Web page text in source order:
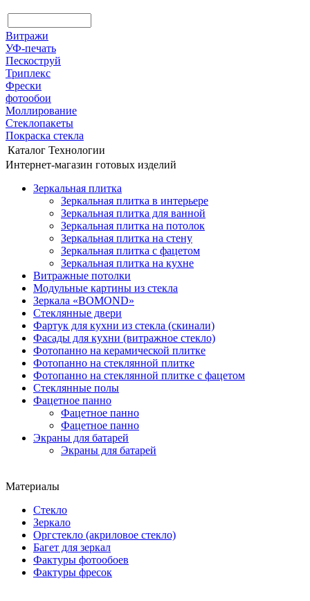
Витражи
УФ-печать
Пескоструй
Триплекс
Фрески
фотообои
Моллирование
Стеклопакеты
Покраска стекла
Каталог Технологии
Интернет-магазин готовых изделий
Зеркальная плитка
Зеркальная плитка в интерьере
Зеркальная плитка для ванной
Зеркальная плитка на потолок
Зеркальная плитка на стену
Зеркальная плитка с фацетом
Зеркальная плитка на кухне
Витражные потолки
Модульные картины из стекла
Зеркала «BOMOND»
Стеклянные двери
Фартук для кухни из стекла (скинали)
Фасады для кухни (витражное стекло)
Фотопанно на керамической плитке
Фотопанно на стеклянной плитке
Фотопанно на стеклянной плитке с фацетом
Стеклянные полы
Фацетное панно
Фацетное панно
Фацетное панно
Экраны для батарей
Экраны для батарей
Материалы
Стекло
Зеркало
Оргстекло (акриловое стекло)
Багет для зеркал
Фактуры фотообоев
Фактуры фресок